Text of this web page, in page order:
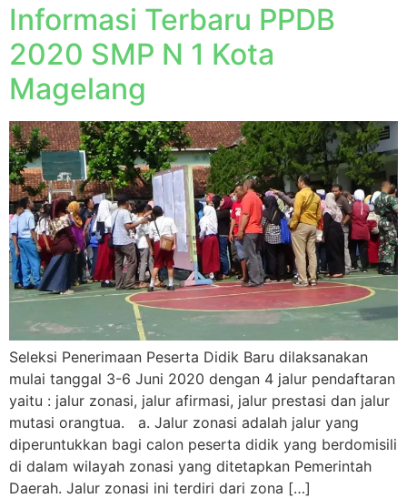
Informasi Terbaru PPDB
2020 SMP N 1 Kota
Magelang
Seleksi Penerimaan Peserta Didik Baru dilaksanakan
mulai tanggal 3-6 Juni 2020 dengan 4 jalur pendaftaran
yaitu : jalur zonasi, jalur afirmasi, jalur prestasi dan jalur
mutasi orangtua. a. Jalur zonasi adalah jalur yang
diperuntukkan bagi calon peserta didik yang berdomisili
di dalam wilayah zonasi yang ditetapkan Pemerintah
Daerah. Jalur zonasi ini terdiri dari zona […]